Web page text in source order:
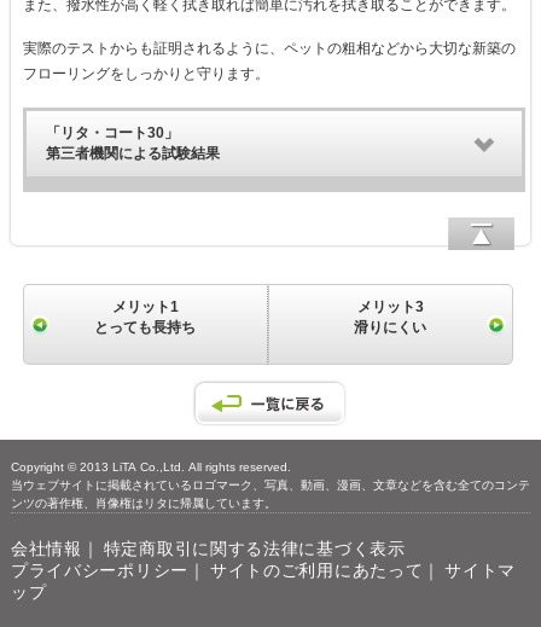
また、撥水性が高く軽く拭き取れば簡単に汚れを拭き取ることができます。
実際のテストからも証明されるように、ペットの粗相などから大切な新築の
フローリングをしっかりと守ります。
「リタ・コート30」
第三者機関による試験結果
メリット1
とっても長持ち
メリット3
滑りにくい
Copyright © 2013 LiTA Co.,Ltd. All rights reserved.
当ウェブサイトに掲載されているロゴマーク、写真、動画、漫画、文章などを含む全てのコンテ
ンツの著作権、肖像権はリタに帰属しています。
会社情報 ｜ 特定商取引に関する法律に基づく表示
プライバシーポリシー ｜ サイトのご利用にあたって ｜サイトマ
ップ